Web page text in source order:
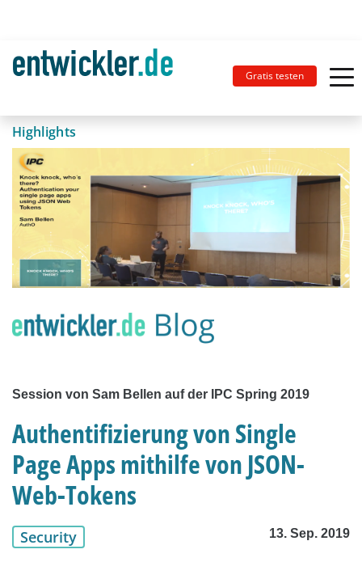
Gratis testen
Highlights
Session von Sam Bellen auf der IPC Spring 2019
Authentifizierung von Single
Page Apps mithilfe von JSON-
Web-Tokens
Security 13. Sep. 2019